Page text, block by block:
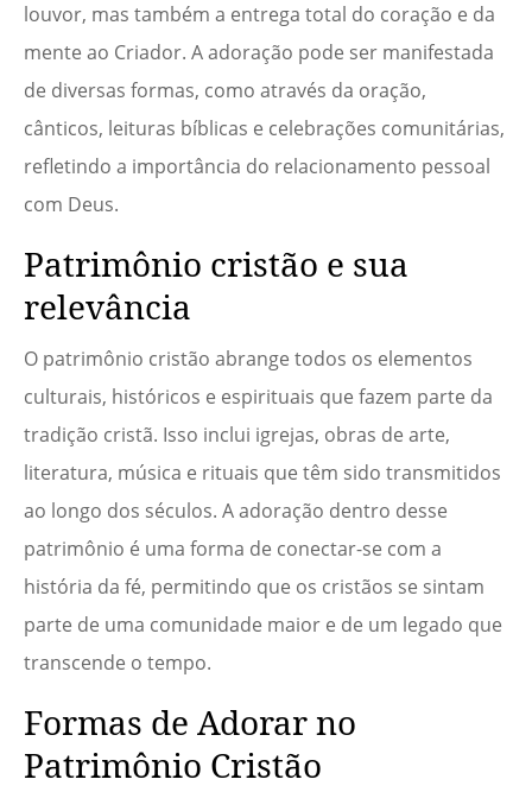
louvor, mas também a entrega total do coração e da
mente ao Criador. A adoração pode ser manifestada
de diversas formas, como através da oração,
cânticos, leituras bíblicas e celebrações comunitárias,
refletindo a importância do relacionamento pessoal
com Deus.
Patrimônio cristão e sua
relevância
O patrimônio cristão abrange todos os elementos
culturais, históricos e espirituais que fazem parte da
tradição cristã. Isso inclui igrejas, obras de arte,
literatura, música e rituais que têm sido transmitidos
ao longo dos séculos. A adoração dentro desse
patrimônio é uma forma de conectar-se com a
história da fé, permitindo que os cristãos se sintam
parte de uma comunidade maior e de um legado que
transcende o tempo.
Formas de Adorar no
Patrimônio Cristão